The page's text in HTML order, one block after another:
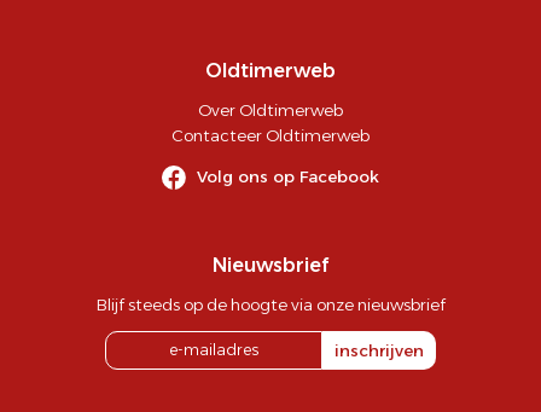
Oldtimerweb
Over Oldtimerweb
Contacteer Oldtimerweb
Volg ons op Facebook
Nieuwsbrief
Blijf steeds op de hoogte via onze nieuwsbrief
inschrijven